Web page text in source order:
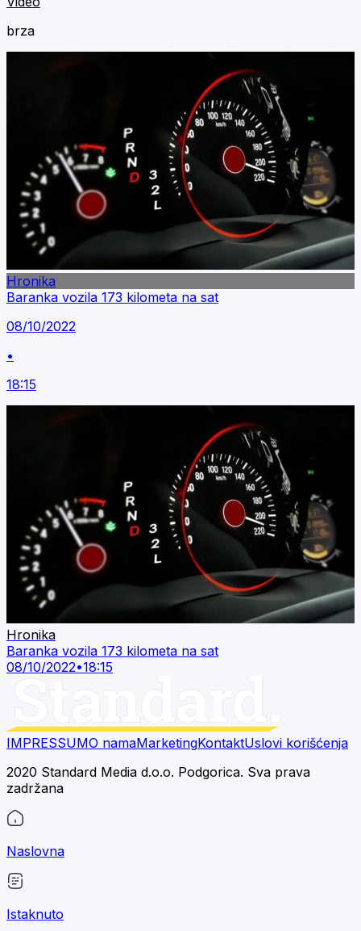
brza
Hronika
Baranka vozila 173 kilometa na sat
08/10/2022
•
18:15
Hronika
Baranka vozila 173 kilometa na sat
08/10/2022•18:15
IMPRESSUMO namaMarketingKontaktUslovi korišćenja
2020 Standard Media d.o.o. Podgorica. Sva prava
zadržana
Naslovna
Istaknuto